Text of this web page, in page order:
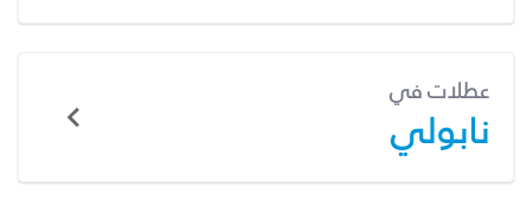
عطلات في
نابولي